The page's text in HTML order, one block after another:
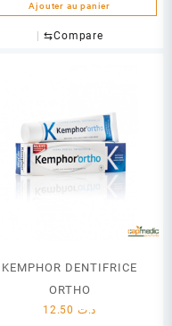
Ajouter au panier
⇆Compare
KEMPHOR DENTIFRICE
ORTHO
د.ت